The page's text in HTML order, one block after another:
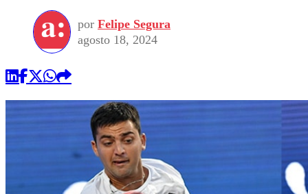
por Felipe Segura
agosto 18, 2024